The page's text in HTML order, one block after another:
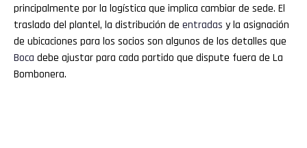
principalmente por la logística que implica cambiar de sede. El
traslado del plantel, la distribución de entradas y la asignación
de ubicaciones para los socios son algunos de los detalles que
Boca debe ajustar para cada partido que dispute fuera de La
Bombonera.